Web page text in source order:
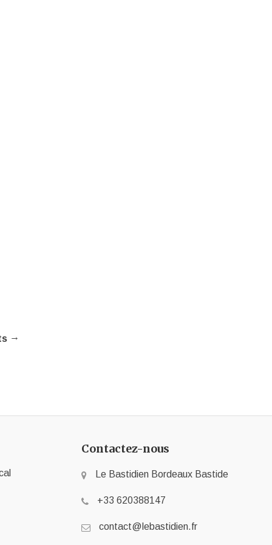
→
Contactez-nous
Le Bastidien Bordeaux Bastide
+33 620388147
contact@lebastidien.fr